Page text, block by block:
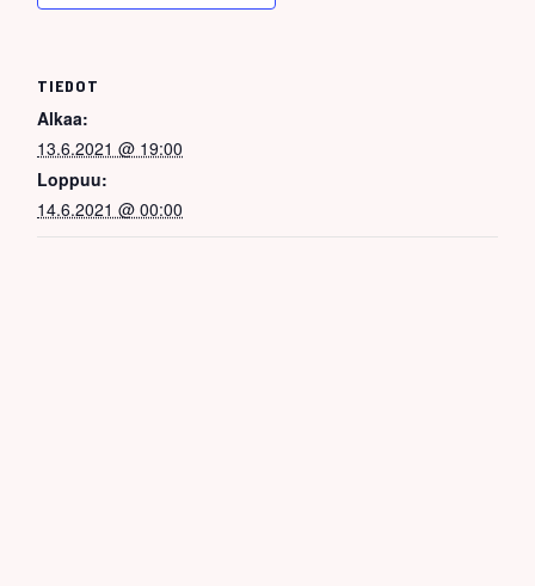
TIEDOT
Alkaa:
13.6.2021 @ 19:00
Loppuu:
14.6.2021 @ 00:00